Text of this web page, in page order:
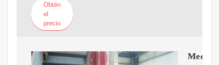
Obtén
el
precio